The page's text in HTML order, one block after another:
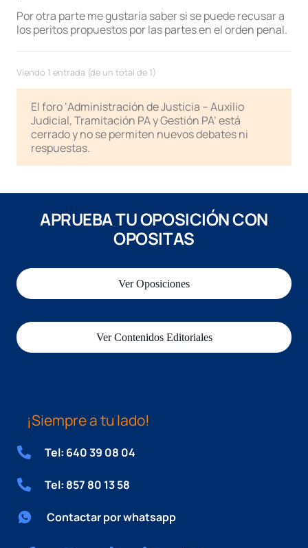
Por otra parte me gustaría saber si se puede recusar a
los peritos propuestos por las partes en el orden penal.
Viendo 1 entrada (de un total de 1)
El foro ‘Administración de Justicia – Auxilio
Judicial, Tramitación PA y Gestión PA’ está
cerrado y no se permiten nuevos debates ni
respuestas.
APRUEBA TU OPOSICIÓN CON
OPOSITAS
Ver Oposiciones
Ver Contenidos Editoriales
¡Siempre a tu lado!
Tel: 640 39 08 04
Tel: 857 80 13 58
Contactar por whatsapp